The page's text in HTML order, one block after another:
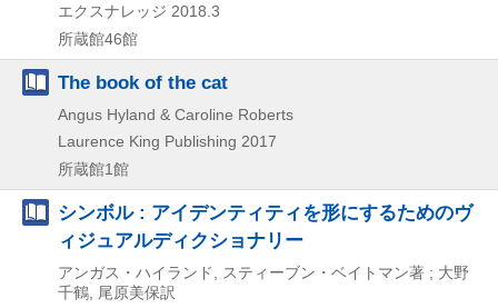
エクスナレッジ 2018.3
所蔵館46館
The book of the cat
Angus Hyland & Caroline Roberts
Laurence King Publishing 2017
所蔵館1館
シンボル : アイデンティティを形にするためのヴ
ィジュアルディクショナリー
アンガス・ハイランド, スティーブン・ベイトマン著 ; 大野
千鶴, 尾原美保訳